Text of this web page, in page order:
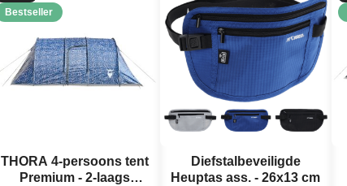
Bestseller
THORA 4-persoons tent
Premium - 2-laags
Diefstalbeveiligde
Heuptas ass. - 26x13 cm